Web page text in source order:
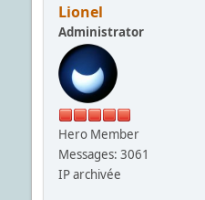
Lionel
Administrator
Hero Member
Messages: 3061
IP archivée